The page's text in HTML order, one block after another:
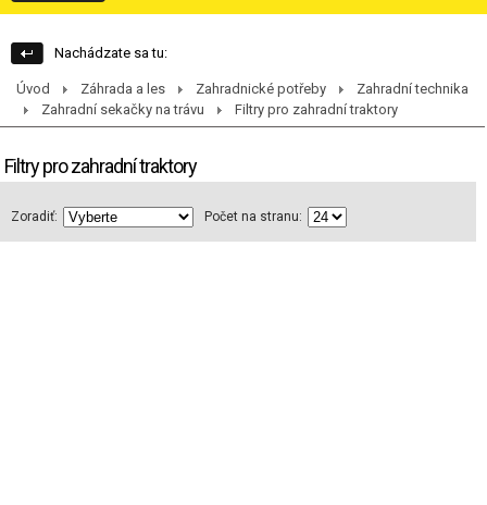
Nachádzate sa tu:
Úvod Záhrada a les Zahradnické potřeby
Zahradní technika
Zahradní sekačky na trávu
Filtry pro zahradní traktory
Filtry pro zahradní traktory
Zoradiť: Počet na stranu: